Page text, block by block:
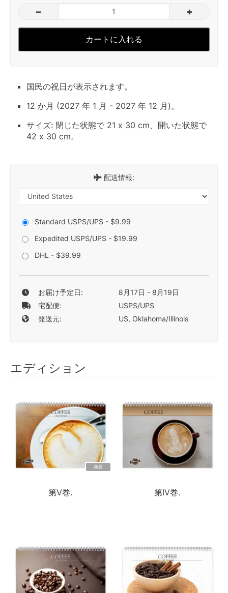
– +
カートに入れる
国民の祝日が表示されます。
12 か月 (2027 年 1 月 - 2027 年 12 月)。
サイズ: 閉じた状態で 21 x 30 cm、開いた状態で
42 x 30 cm。
配送情報:
Standard USPS/UPS - $9.99
Expedited USPS/UPS - $19.99
DHL - $39.99
お届け予定日:
8月17日 - 8月19日
宅配便:
USPS/UPS
発送元:
US, Oklahoma/Illinois
エディション
新着
第V巻. 第IV巻.